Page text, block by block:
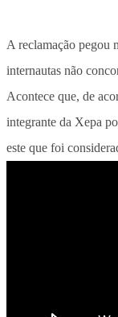
A reclamação pegou
internautas não
Acontece que, de
integrante da Xepa
este que foi